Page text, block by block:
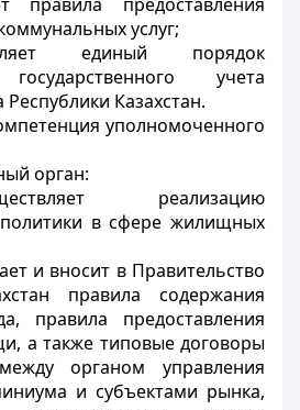
услуг;
единый порядок
учета
Казахстан.
уполномоченного
орган:
реализацию
политики в сфере жилищных
и вносит в Правительство
правила содержания
правила предоставления
а также типовые договоры
органом управления
и субъектами рынка,